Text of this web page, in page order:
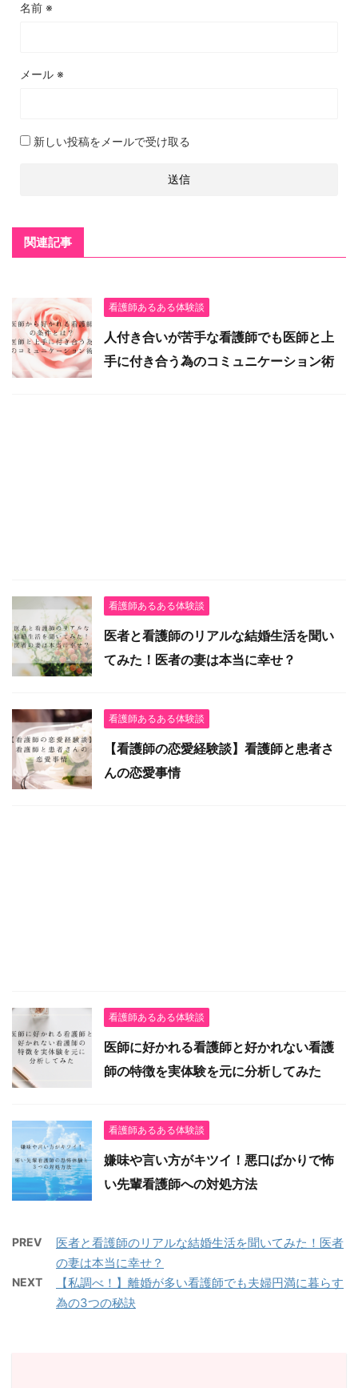
名前 ※
メール ※
新しい投稿をメールで受け取る
関連記事
看護師あるある体験談
人付き合いが苦手な看護師でも医師と上
手に付き合う為のコミュニケーション術
看護師あるある体験談
医者と看護師のリアルな結婚生活を聞い
てみた！医者の妻は本当に幸せ？
看護師あるある体験談
【看護師の恋愛経験談】看護師と患者さ
んの恋愛事情
看護師あるある体験談
医師に好かれる看護師と好かれない看護
師の特徴を実体験を元に分析してみた
看護師あるある体験談
嫌味や言い方がキツイ！悪口ばかりで怖
い先輩看護師への対処方法
PREV
医者と看護師のリアルな結婚生活を聞いてみた！医者
の妻は本当に幸せ？
NEXT
【私調べ！】離婚が多い看護師でも夫婦円満に暮らす
為の3つの秘訣